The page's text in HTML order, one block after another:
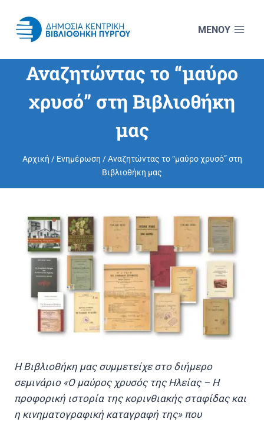
content
Αναζητώντας το “μαύρο
χρυσό” στη Βιβλιοθήκη
μας
Αρχική / Ενημέρωση / Αναζητώντας το “μαύρο χρυσό” στη
Βιβλιοθήκη μας
Η Βιβλιοθήκη μας συμμετείχε στο διήμερο
σεμινάριο «Ο μαύρος χρυσός της Ηλείας – Η
προφορική ιστορία της κορινθιακής σταφίδας και
η κινηματογραφική καταγραφή της» που